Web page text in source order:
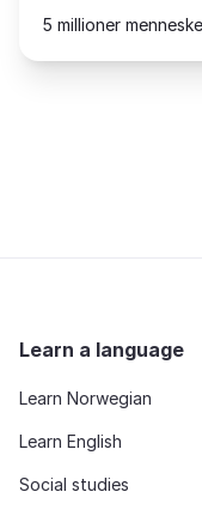
5 millioner
Learn a language
Learn Norwegian
Learn English
Social studies